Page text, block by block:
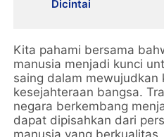
Dicintai
Kita pahami bersama
manusia menjadi kunci
saing dalam mewujudkan
kesejahteraan bangsa.
negara berkembang
dapat dipisahkan dari